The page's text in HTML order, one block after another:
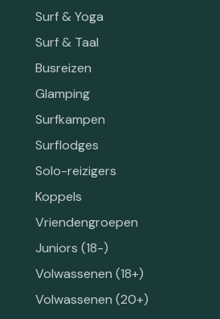
Surf & Yoga
Surf & Taal
Busreizen
Glamping
Surfkampen
Surflodges
Solo-reizigers
Koppels
Vriendengroepen
Juniors (18-)
Volwassenen (18+)
Volwassenen (20+)